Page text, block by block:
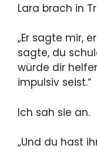
Lara brach in
„Er sagte mir,
sagte, du
würde dir
impulsiv seist.“
Ich sah sie an.
„Und du hast